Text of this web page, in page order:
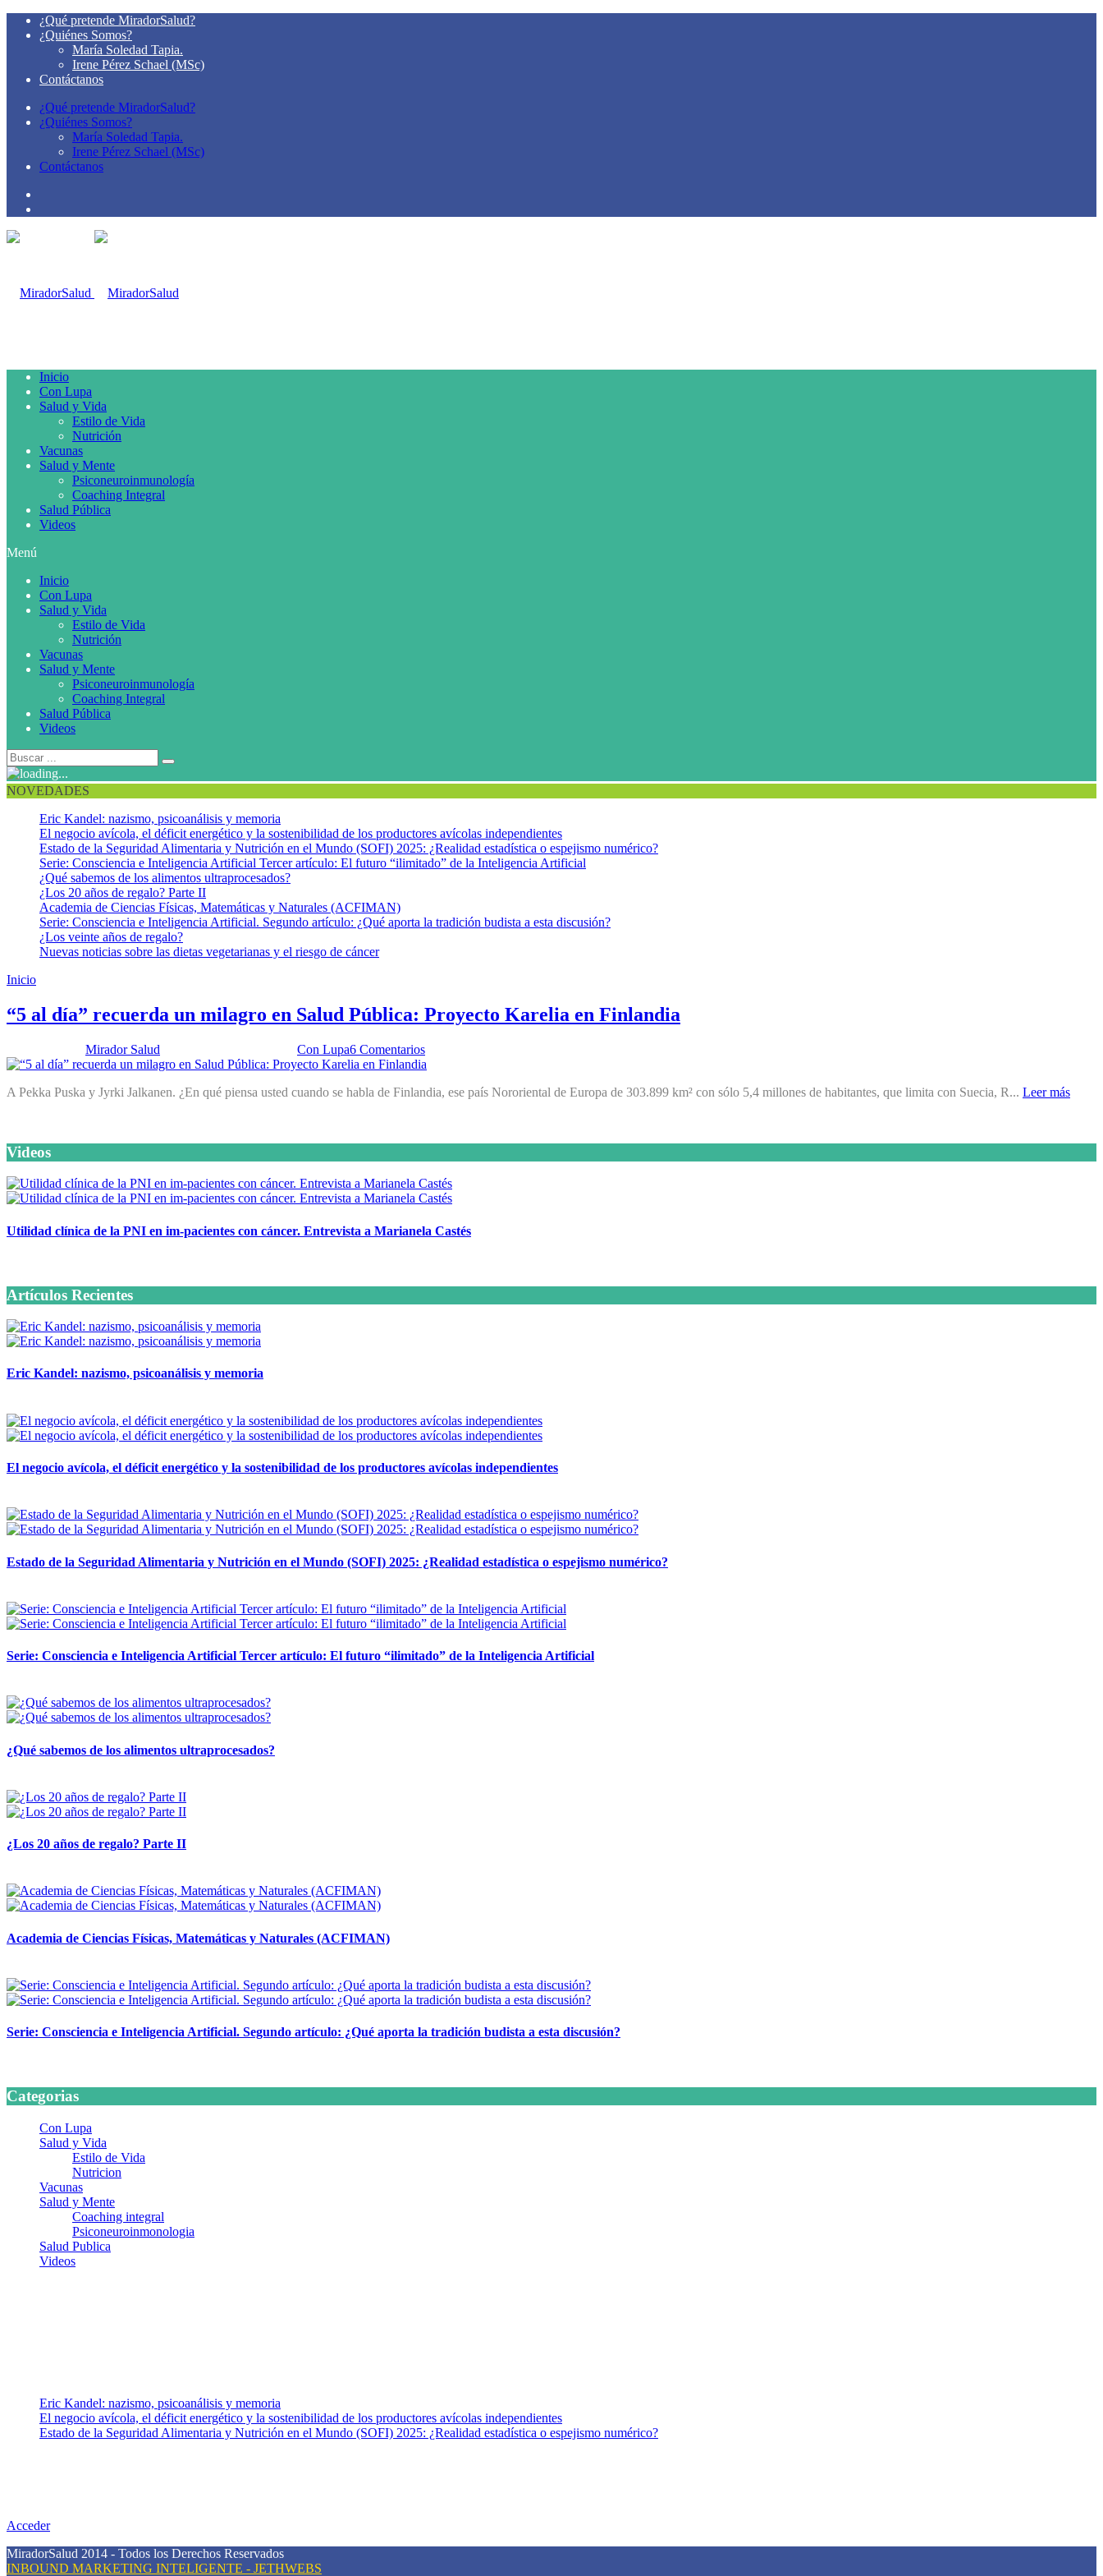
¿Qué pretende MiradorSalud?
¿Quiénes Somos?
María Soledad Tapia.
Irene Pérez Schael (MSc)
Contáctanos
¿Qué pretende MiradorSalud?
¿Quiénes Somos?
María Soledad Tapia.
Irene Pérez Schael (MSc)
Contáctanos
Inicio
Con Lupa
Salud y Vida
Estilo de Vida
Nutrición
Vacunas
Salud y Mente
Psiconeuroinmunología
Coaching Integral
Salud Pública
Videos
Menú
Inicio
Con Lupa
Salud y Vida
Estilo de Vida
Nutrición
Vacunas
Salud y Mente
Psiconeuroinmunología
Coaching Integral
Salud Pública
Videos
NOVEDADES
Eric Kandel: nazismo, psicoanálisis y memoria
El negocio avícola, el déficit energético y la sostenibilidad de los productores avícolas independientes
Estado de la Seguridad Alimentaria y Nutrición en el Mundo (SOFI) 2025: ¿Realidad estadística o espejismo numérico?
Serie: Consciencia e Inteligencia Artificial Tercer artículo: El futuro “ilimitado” de la Inteligencia Artificial
¿Qué sabemos de los alimentos ultraprocesados?
¿Los 20 años de regalo? Parte II
Academia de Ciencias Físicas, Matemáticas y Naturales (ACFIMAN)
Serie: Consciencia e Inteligencia Artificial. Segundo artículo: ¿Qué aporta la tradición budista a esta discusión?
¿Los veinte años de regalo?
Nuevas noticias sobre las dietas vegetarianas y el riesgo de cáncer
Inicio
“5 al día” recuerda un milagro en Salud Pública: Proyecto Karelia en Finlandia
Mirador Salud Con Lupa6 Comentarios
A Pekka Puska y Jyrki Jalkanen. ¿En qué piensa usted cuando se habla de Finlandia, ese país Nororiental de Europa de 303.899 km² con sólo 5,4 millones de habitantes, que limita con Suecia, R... Leer más
Videos
Utilidad clínica de la PNI en im-pacientes con cáncer. Entrevista a Marianela Castés
Artículos Recientes
Eric Kandel: nazismo, psicoanálisis y memoria
El negocio avícola, el déficit energético y la sostenibilidad de los productores avícolas independientes
Estado de la Seguridad Alimentaria y Nutrición en el Mundo (SOFI) 2025: ¿Realidad estadística o espejismo numérico?
Serie: Consciencia e Inteligencia Artificial Tercer artículo: El futuro “ilimitado” de la Inteligencia Artificial
¿Qué sabemos de los alimentos ultraprocesados?
¿Los 20 años de regalo? Parte II
Academia de Ciencias Físicas, Matemáticas y Naturales (ACFIMAN)
Serie: Consciencia e Inteligencia Artificial. Segundo artículo: ¿Qué aporta la tradición budista a esta discusión?
Categorias
Con Lupa
Salud y Vida
Estilo de Vida
Nutricion
Vacunas
Salud y Mente
Coaching integral
Psiconeuroinmonologia
Salud Publica
Videos
Eric Kandel: nazismo, psicoanálisis y memoria
El negocio avícola, el déficit energético y la sostenibilidad de los productores avícolas independientes
Estado de la Seguridad Alimentaria y Nutrición en el Mundo (SOFI) 2025: ¿Realidad estadística o espejismo numérico?
Acceder
MiradorSalud 2014 - Todos los Derechos Reservados
INBOUND MARKETING INTELIGENTE - JETHWEBS